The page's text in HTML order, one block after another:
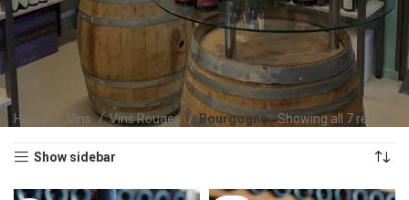
Home Vins Vins Rouges Bourgogne Showing all 7 results
Show sidebar